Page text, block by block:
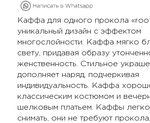
Каффа для одного прокола
уникальный дизайн с эффектом
многослойности. Каффа мягко
свету, придавая образу
женственность. Стильное
дополняет наряд, подчеркивая
индивидуальность. Каффа
классическим костюмом и
шелковым платьем. Каффы легко
снимать, они не требуют